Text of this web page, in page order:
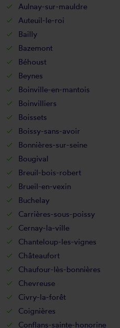
Aulnay-sur-mauldre
Auteuil-le-roi
Bailly
Bazemont
Béhoust
Beynes
Boinville-en-mantois
Boinvilliers
Boissets
Boissy-sans-avoir
Bonnières-sur-seine
Bougival
Breuil-bois-robert
Brueil-en-vexin
Buchelay
Carrières-sous-poissy
Cernay-la-ville
Chanteloup-les-vignes
Châteaufort
Chaufour-lès-bonnières
Chevreuse
Civry-la-forêt
Coignières
Conflans-sainte-honorine